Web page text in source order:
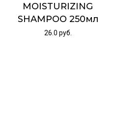
MOISTURIZING
SHAMPOO 250мл
26.0 руб.